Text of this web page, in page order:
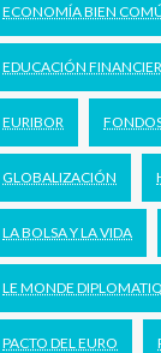
ECONOMÍA BIEN
EDUCACIÓN
EURIBOR
GLOBALIZACIÓN
LA BOLSA Y LA VIDA
LE MONDE
PACTO DEL EURO